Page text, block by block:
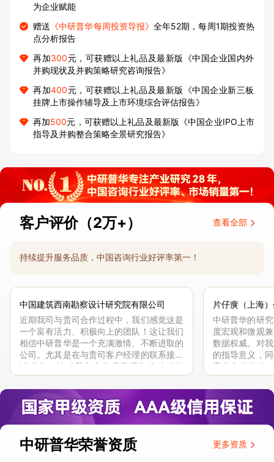
为企业赋能
赠送 《中研普华每周投资导报》全年52期，每周1期投资热
点分析报告
再加300元，可获赠以上礼品及最新版《中国企业国内外
并购现状及并购策略研究咨询报告》
再加400元，可获赠以上礼品及最新版《中国企业新三板
挂牌上市操作辅导及上市环境综合评估报告》
再加500元，可获赠以上礼品及最新版《中国企业IPO上市
指导及并购整合策略全景研究报告》
客户评价（2万+） 查看全部
持续提升服务品质，中国咨询行业好评率第一！
中国建筑西南勘察设计研究院有限公司
近期我司与贵司合作过程中，我们感觉这是
一个富有活力、积极向上的团队！这让我们
相信中研普华是一个充满激情、不断进取的
公司。尤其是在与贵司客户经理的联系接洽
过程中，针对我方合作项目报告的种种细
节，及时细致缜密地协助与项目部沟通、探
讨和完善...
片仔癀（上海
中研普华的研
度宏观和微观
数据权威。对
的指导意义，
高的参考价值
体化”服务和行
司继续...
中研普华荣誉资质 更多资质